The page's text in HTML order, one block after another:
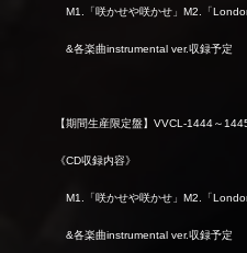
M1. 「咲かせや咲かせ」M2.「
&各楽曲instrumental ver.収録予定
【期間生産限定盤】VVCL-1444～
《CD収録内容》
M1. 「咲かせや咲かせ」M2.「
&各楽曲instrumental ver.収録予定